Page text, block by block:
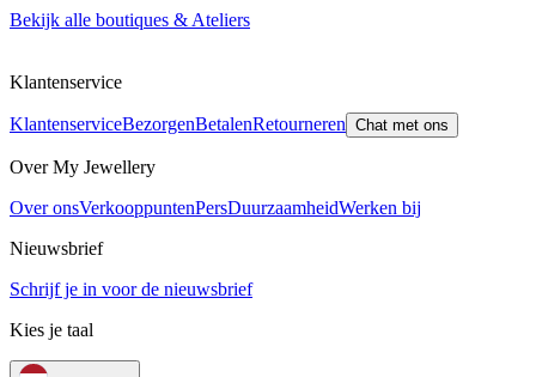
Bekijk alle boutiques & Ateliers
Klantenservice
KlantenserviceBezorgenBetalenRetourneren Chat met ons
Over My Jewellery
Over onsVerkooppuntenPersDuurzaamheidWerken bij
Nieuwsbrief
Schrijf je in voor de nieuwsbrief
Kies je taal